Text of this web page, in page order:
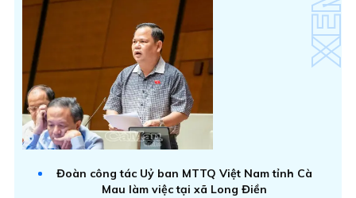
Đoàn công tác Uỷ ban MTTQ Việt Nam tỉnh Cà
Mau làm việc tại xã Long Điền